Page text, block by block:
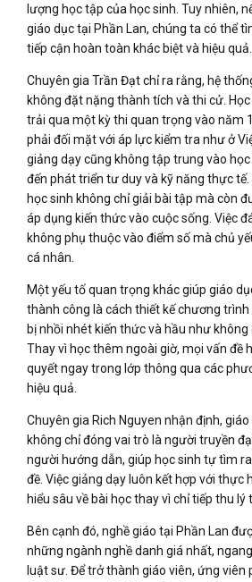
lượng học tập của học sinh. Tuy nhiên,
giáo dục tại Phần Lan, chúng ta có thể
tiếp cận hoàn toàn khác biệt và hiệu quả.
Chuyên gia Trần Đạt chỉ ra rằng, hệ
không đặt nặng thành tích và thi cử.
trải qua một kỳ thi quan trọng vào năm
phải đối mặt với áp lực kiểm tra như ở
giảng dạy cũng không tập trung vào
đến phát triển tư duy và kỹ năng thực tế.
học sinh không chỉ giải bài tập mà còn
áp dụng kiến thức vào cuộc sống. Việc
không phụ thuộc vào điểm số mà chủ
cá nhân.
Một yếu tố quan trọng khác giúp giáo
thành công là cách thiết kế chương trình
bị nhồi nhét kiến thức và hầu như không
Thay vì học thêm ngoài giờ, mọi vấn đề
quyết ngay trong lớp thông qua các
hiệu quả.
Chuyên gia Rich Nguyen nhận định,
không chỉ đóng vai trò là người truyền
người hướng dẫn, giúp học sinh tự tìm
đề. Việc giảng dạy luôn kết hợp với thực
hiểu sâu về bài học thay vì chỉ tiếp thu lý
Bên cạnh đó, nghề giáo tại Phần Lan
những ngành nghề danh giá nhất,
luật sư. Để trở thành giáo viên, ứng viên